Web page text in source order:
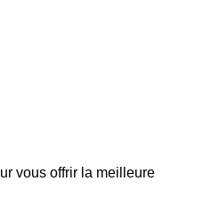
vous offrir la meilleure